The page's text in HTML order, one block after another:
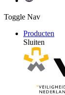
Toggle Nav
Producten
Sluiten